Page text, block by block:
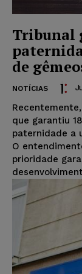
Tribunal
de
NOTÍCIAS
que garantiu
paternidade a
O
prioridade